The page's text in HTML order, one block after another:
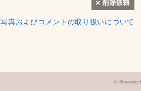
写真およびコメントの取り扱いについて
© Shizenjin